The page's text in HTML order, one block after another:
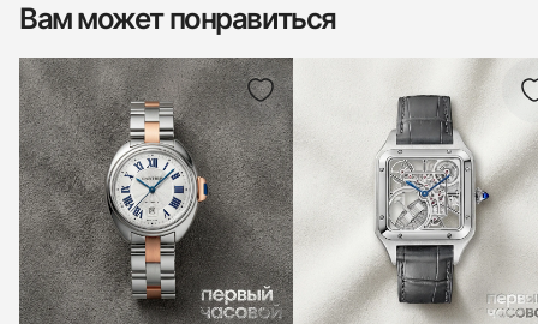
Вам может понравиться